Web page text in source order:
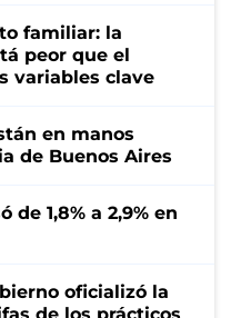
familiar: la
peor que el
variables clave
en manos
de Buenos Aires
de 1,8% a 2,9% en
oficializó la